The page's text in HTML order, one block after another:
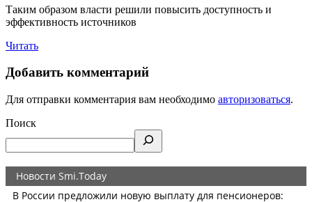
Таким образом власти решили повысить доступность и
эффективность источников
Читать
Добавить комментарий
Для отправки комментария вам необходимо авторизоваться.
Поиск